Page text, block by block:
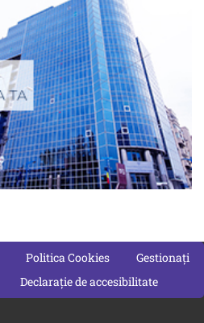
Politica Cookies
Gestionați
Declarație de accesibilitate